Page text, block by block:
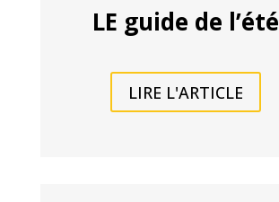
LE guide de l’été
LIRE L'ARTICLE